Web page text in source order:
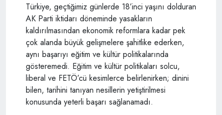
Türkiye, geçtiğimiz günlerde 18’inci yaşını dolduran
AK Parti iktidarı döneminde yasakların
kaldırılmasından ekonomik reformlara kadar pek
çok alanda büyük gelişmelere şahitlike ederken,
aynı başarıyı eğitim ve kültür politikalarında
gösteremedi. Eğitim ve kültür politikaları solcu,
liberal ve FETÖ’cü kesimlerce belirlenirken; dinini
bilen, tarihini tanıyan nesillerin yetiştirilmesi
konusunda yeterli başarı sağlanamadı.